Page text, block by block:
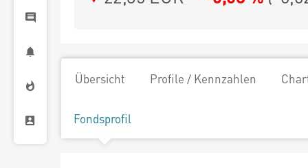
Übersicht Profile / Kennzahlen
Fondsprofil